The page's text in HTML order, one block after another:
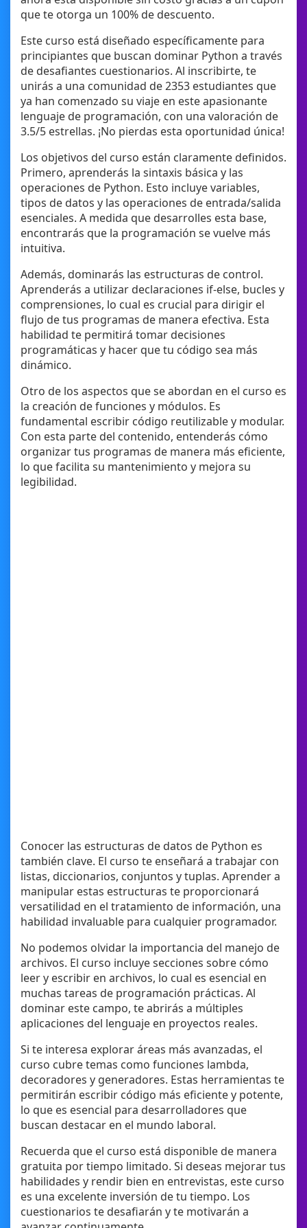
que te otorga un 100% de descuento.
Este curso está diseñado específicamente para
principiantes que buscan dominar Python a través
de desafiantes cuestionarios. Al inscribirte, te
unirás a una comunidad de 2353 estudiantes que
ya han comenzado su viaje en este apasionante
lenguaje de programación, con una valoración de
3.5/5 estrellas. ¡No pierdas esta oportunidad única!
Los objetivos del curso están claramente definidos.
Primero, aprenderás la sintaxis básica y las
operaciones de Python. Esto incluye variables,
tipos de datos y las operaciones de entrada/salida
esenciales. A medida que desarrolles esta base,
encontrarás que la programación se vuelve más
intuitiva.
Además, dominarás las estructuras de control.
Aprenderás a utilizar declaraciones if-else, bucles y
comprensiones, lo cual es crucial para dirigir el
flujo de tus programas de manera efectiva. Esta
habilidad te permitirá tomar decisiones
programáticas y hacer que tu código sea más
dinámico.
Otro de los aspectos que se abordan en el curso es
la creación de funciones y módulos. Es
fundamental escribir código reutilizable y modular.
Con esta parte del contenido, entenderás cómo
organizar tus programas de manera más eficiente,
lo que facilita su mantenimiento y mejora su
legibilidad.
Conocer las estructuras de datos de Python es
también clave. El curso te enseñará a trabajar con
listas, diccionarios, conjuntos y tuplas. Aprender a
manipular estas estructuras te proporcionará
versatilidad en el tratamiento de información, una
habilidad invaluable para cualquier programador.
No podemos olvidar la importancia del manejo de
archivos. El curso incluye secciones sobre cómo
leer y escribir en archivos, lo cual es esencial en
muchas tareas de programación prácticas. Al
dominar este campo, te abrirás a múltiples
aplicaciones del lenguaje en proyectos reales.
Si te interesa explorar áreas más avanzadas, el
curso cubre temas como funciones lambda,
decoradores y generadores. Estas herramientas te
permitirán escribir código más eficiente y potente,
lo que es esencial para desarrolladores que
buscan destacar en el mundo laboral.
Recuerda que el curso está disponible de manera
gratuita por tiempo limitado. Si deseas mejorar tus
habilidades y rendir bien en entrevistas, este curso
es una excelente inversión de tu tiempo. Los
cuestionarios te desafiarán y te motivarán a